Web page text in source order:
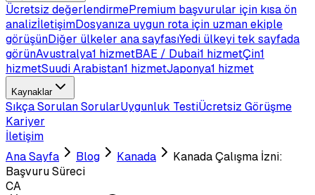
Ücretsiz değerlendirmePremium başvurular için kısa ön
analizİletişimDosyanıza uygun rota için uzman ekiple
görüşünDiğer ülkeler ana sayfasıYedi ülkeyi tek sayfada
görünAvustralya1 hizmetBAE / Dubai1 hizmetÇin1
hizmetSuudi Arabistan1 hizmetJaponya1 hizmet
Kaynaklar
Sıkça Sorulan SorularUygunluk TestiÜcretsiz Görüşme
Kariyer
İletişim
Ana Sayfa
Blog Kanada
Kanada Çalışma İzni:
Başvuru Süreci
CA